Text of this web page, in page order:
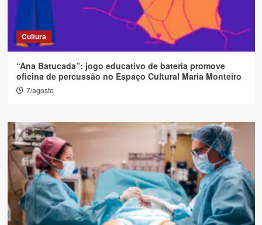
Cultura
“Ana Batucada”: jogo educativo de bateria promove
oficina de percussão no Espaço Cultural Maria Monteiro
7/agosto